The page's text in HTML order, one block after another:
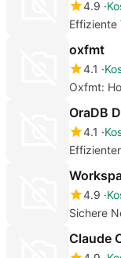
4.9
Effiziente
oxfmt
4.1
Oxfmt:
OraDB
4.1
4.9
Sichere
Claude